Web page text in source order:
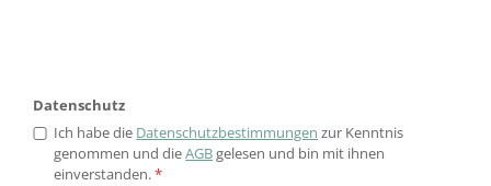
Datenschutz
Ich habe die Datenschutzbestimmungen zur Kenntnis
genommen und dieAGBgelesen und bin mit ihnen
einverstanden.*